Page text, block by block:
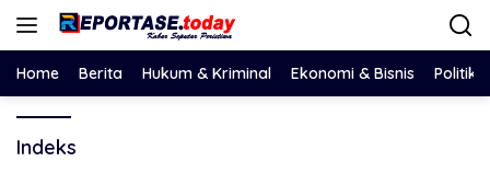
Langsung
Home Berita Hukum & Kriminal Ekonomi & Bisnis Politik
Indeks